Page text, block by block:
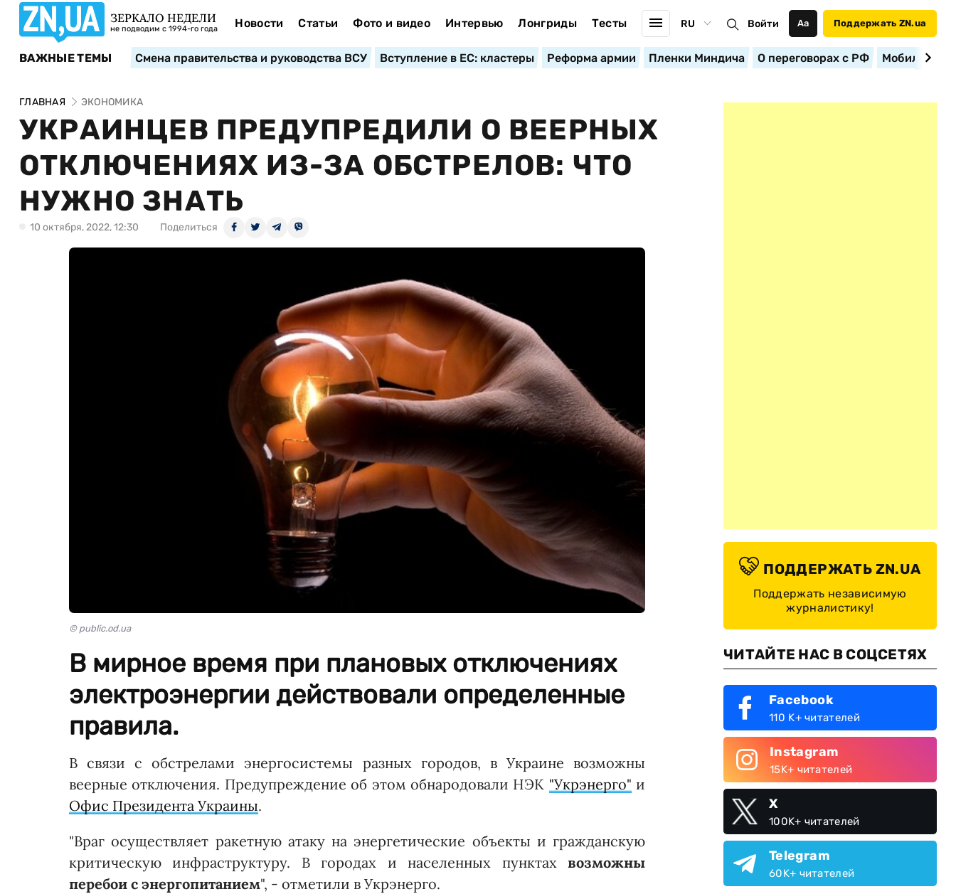
ЗЕРКАЛО НЕДЕЛИ
не подводим с 1994-го года Новости Статьи Фото и видео Интервью Лонгриды Тесты RU Войти Аа Поддержать ZN.ua
ВАЖНЫЕ ТЕМЫ Смена правительства и руководства ВСУ Вступление в ЕС: кластеры Реформа армии Пленки Миндича О переговорах с РФ
ГЛАВНАЯ ЭКОНОМИКА
УКРАИНЦЕВ ПРЕДУПРЕДИЛИ О ВЕЕРНЫХ
ОТКЛЮЧЕНИЯХ ИЗ-ЗА ОБСТРЕЛОВ: ЧТО
НУЖНО ЗНАТЬ
10 октября, 2022, 12:30 Поделиться
© public.od.ua
В мирное время при плановых отключениях
электроэнергии действовали определенные
правила.
В связи с обстрелами энергосистемы разных городов, в Украине возможны
веерные отключения. Предупреждение об этом обнародовали НЭК "Укрэнерго" и
Офис Президента Украины.
"Враг осуществляет ракетную атаку на энергетические объекты и гражданскую
критическую инфраструктуру. В городах и населенных пунктахвозможны
перебои с энергопитанием", - отметили в Укрэнерго.
ПОДДЕРЖАТЬ ZN.UA
Поддержать независимую
журналистику!
ЧИТАЙТЕ НАС В СОЦСЕТЯХ
Facebook
110 K+ читателей
Instagram
15K+ читателей
X
100K+ читателей
Telegram
60K+ читателей